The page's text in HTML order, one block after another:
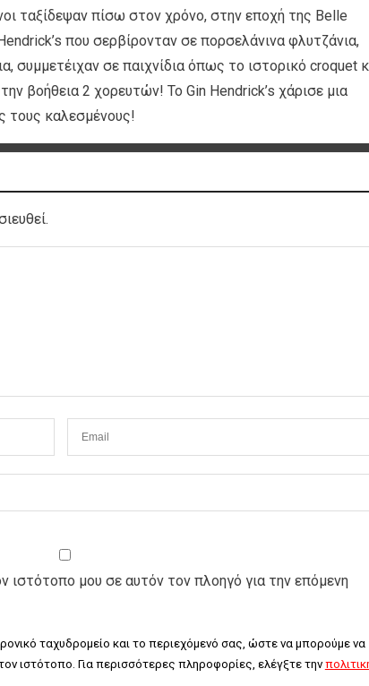
ταξίδεψαν πίσω στον χρόνο, στην εποχή της Belle
που σερβίρονταν σε πορσελάνινα φλυτζάνια,
συμμετέιχαν σε παιχνίδια όπως το ιστορικό croquet
βοήθεια 2 χορευτών! Το Gin Hendrick’s χάρισε μια
τους καλεσμένους!
ιστότοπο μου σε αυτόν τον πλοηγό για την επόμενη
ταχυδρομείο και το περιεχόμενό σας, ώστε να μπορούμε να
ιστότοπο. Για περισσότερες πληροφορίες, ελέγξτε την